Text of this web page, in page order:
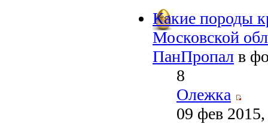
Какие породы
Московской
ПанПропал в
8
Олежка
09 фев